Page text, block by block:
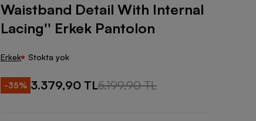
Waistband Detail With Internal
Lacing'' Erkek Pantolon
Erkek Stokta yok
-35% 3.379,90 TL5.199,90 TL